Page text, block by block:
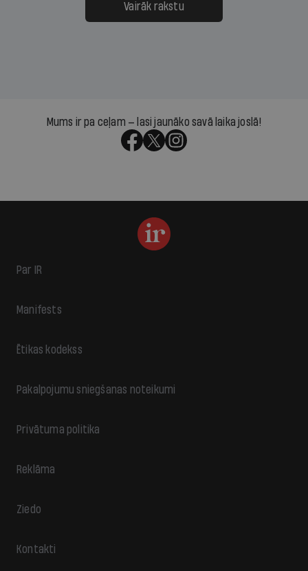
Vairāk rakstu
Mums ir pa ceļam — lasi jaunāko savā laika joslā!
Par IR
Manifests
Ētikas kodekss
Pakalpojumu sniegšanas noteikumi
Privātuma politika
Reklāma
Ziedo
Kontakti